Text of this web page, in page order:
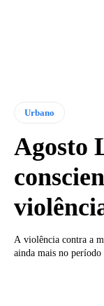
Urbano
Agosto
A violência contra a
ainda mais no período